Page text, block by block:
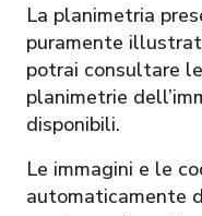
La planimetria
puramente
potrai consultare
planimetrie
disponibili.
Le immagini e le
automaticamente